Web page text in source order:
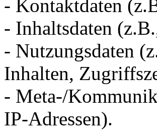
- Kontaktdaten
- Inhaltsdaten
- Nutzungsdaten
Inhalten,
- Meta-/
IP-Adressen).